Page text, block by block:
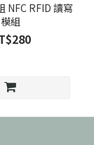
NFC RFID 讀寫
模組